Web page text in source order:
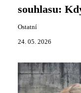
souhlasu:
Ostatní
24. 05. 2026